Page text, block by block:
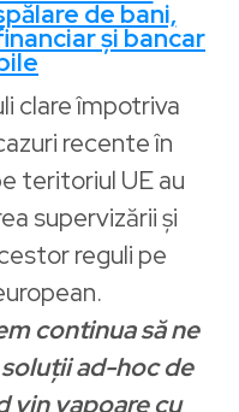
de bani,
și bancar
clare împotriva
recente în
teritoriul UE au
supervizării și
reguli pe
continua să ne
ad-hoc de
vin vapoare cu